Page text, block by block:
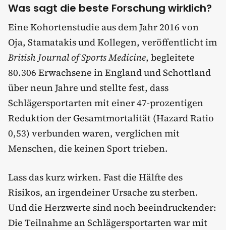
Was sagt die beste Forschung wirklich?
Eine Kohortenstudie aus dem Jahr 2016 von
Oja, Stamatakis und Kollegen, veröffentlicht im
British Journal of Sports Medicine, begleitete
80.306 Erwachsene in England und Schottland
über neun Jahre und stellte fest, dass
Schlägersportarten mit einer 47-prozentigen
Reduktion der Gesamtmortalität (Hazard Ratio
0,53) verbunden waren, verglichen mit
Menschen, die keinen Sport trieben.
Lass das kurz wirken. Fast die Hälfte des
Risikos, an irgendeiner Ursache zu sterben.
Und die Herzwerte sind noch beeindruckender:
Die Teilnahme an Schlägersportarten war mit